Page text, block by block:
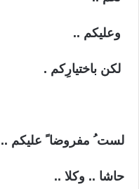
وعليكم ..
لكن باختيارِكم .
لست ُ مفروضا ً عليكم ..
حاشا .. وكلا ..